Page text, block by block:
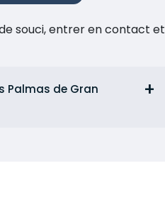
souci, entrer en contact et
Palmas de Gran